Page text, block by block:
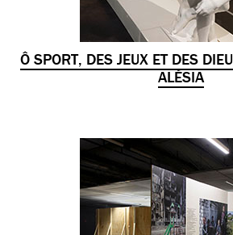
Ô SPORT, DES JEUX ET DES
ALÉSIA